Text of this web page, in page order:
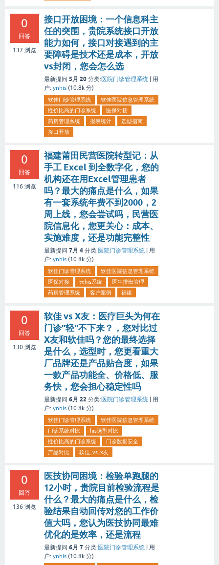
0
回答
137 浏览
接口开放困境：一个信息科主
任的突围，贵院系统接口开放
能力如何，接口对接遇到的主
要障碍是技术还是成本，开放
vs封闭，您会怎么选
最新提问 5月 20 分类:医院门诊管理系统 | 用
户: ynhis (10.8k 分)
软佳门诊管理系统
软佳医院信息管理系统
性价比高的门诊系统
医保对接
药房管理系统
报表统计
选型指南
接口开放
0
回答
116 浏览
福建莆田民营医院转型记：从
手工 Excel 到全数字化，您的
机构还在用Excel管理患者
吗？最大的痛点是什么，如果
有一套系统年费不到2000，2
周上线，您会尝试吗，民营医
院信息化，您更关心：成本、
实施难度，还是功能完整性
最新提问 7月 4 分类:医院门诊管理系统 | 用
户: ynhis (10.8k 分)
软佳门诊管理系统
软佳医院信息管理系统
医保对接
云his系统
医生排班管理
药房管理系统
客户案例 福建
0
回答
130 浏览
软佳 vs X友：医疗巨头为何在
门诊"轻"不下来？，您对比过
X友和软佳吗？您的最终选择
是什么，选型时，您更看重大
厂品牌还是产品贴合度，如果
一款产品功能全、价格低、服
务快，您会担心稳定性吗
最新提问 6月 22 分类:医院门诊管理系统 | 用
户: ynhis (10.8k 分)
软佳门诊管理系统
软佳医院信息管理系统
门诊系统对比
his选型对比
性价比高的门诊系统
门诊数据安全
产品对比
软佳_vs_x友
0
回答
136 浏览
医技协同困境：检验单跑腿的
12小时，贵院目前检验流程是
什么？最大的痛点是什么，检
验结果自动回传对您的工作价
值大吗，您认为医技协同最难
优化的是效率，还是流程
最新提问 6月 7 分类:医院门诊管理系统 | 用
户: ynhis (10.8k 分)